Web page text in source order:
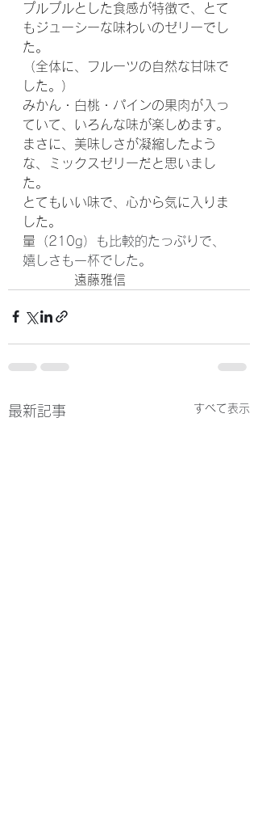
プルプルとした食感が特徴で、とて
もジューシーな味わいのゼリーでし
た。
（全体に、フルーツの自然な甘味で
した。）
みかん・白桃・パインの果肉が入っ
ていて、いろんな味が楽しめます。
まさに、美味しさが凝縮したよう
な、ミックスゼリーだと思いまし
た。
とてもいい味で、心から気に入りま
した。
量（210g）も比較的たっぷりで、
嬉しさも一杯でした。
遠藤雅信
最新記事 すべて表示